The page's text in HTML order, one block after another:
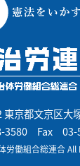
東京都文京区大
3580Fax 03-
労働組合総連合